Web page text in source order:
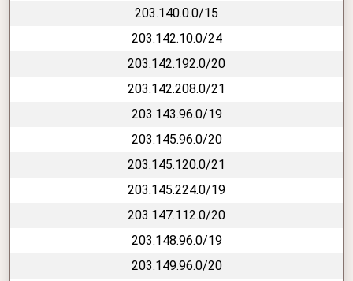
203.140.0.0/15
203.142.10.0/24
203.142.192.0/20
203.142.208.0/21
203.143.96.0/19
203.145.96.0/20
203.145.120.0/21
203.145.224.0/19
203.147.112.0/20
203.148.96.0/19
203.149.96.0/20